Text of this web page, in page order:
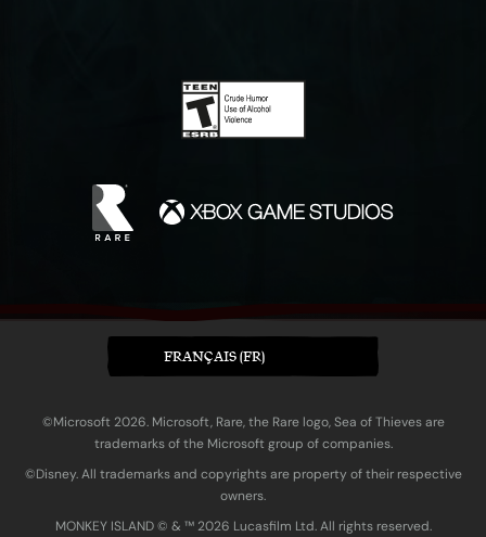
FRANÇAIS (FR)
©Microsoft 2026. Microsoft, Rare, the Rare logo, Sea of Thieves are
trademarks of the Microsoft group of companies.
©Disney. All trademarks and copyrights are property of their respective
owners.
MONKEY ISLAND © & ™ 20‍26 Lucasfilm Ltd. All rights reserved.